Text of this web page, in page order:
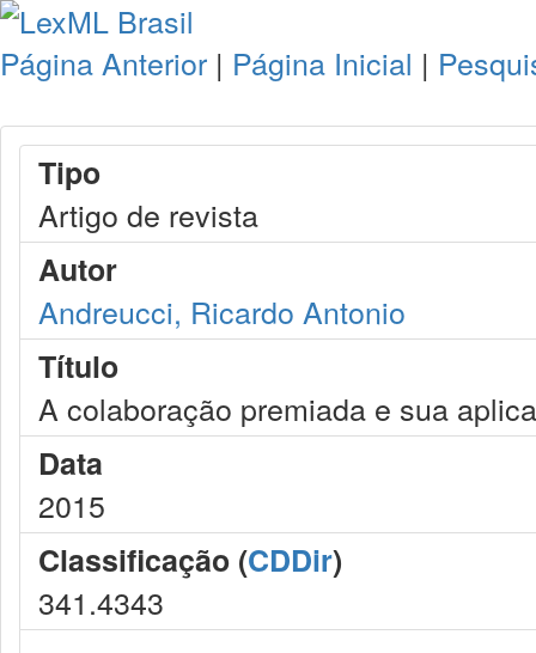
Página Anterior | Página Inicial |
Tipo
Artigo de revista
Autor
Andreucci, Ricardo Antonio
Título
A colaboração premiada e sua
Data
2015
Classificação (CDDir)
341.4343